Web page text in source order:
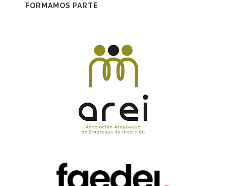
FORMAMOS PARTE